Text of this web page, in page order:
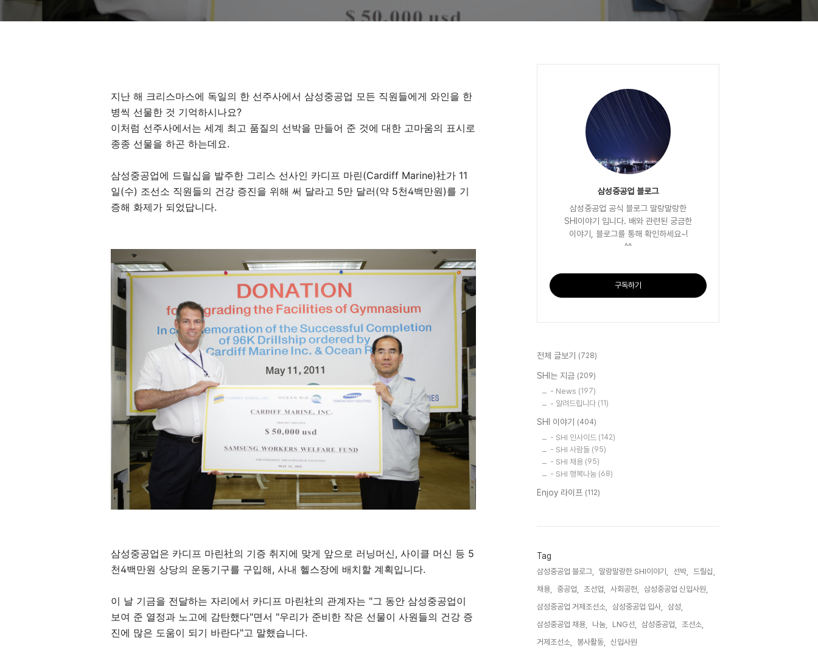
지난 해 크리스마스에 독일의 한 선주사에서 삼성중공업 모든 직원들에게 와인을 한
병씩 선물한 것 기억하시나요?
이처럼 선주사에서는 세계 최고 품질의 선박을 만들어 준 것에 대한 고마움의 표시로
종종 선물을 하곤 하는데요.
삼성중공업에 드릴십을 발주한 그리스 선사인 카디프 마린(Cardiff Marine)社가 11
일(수) 조선소 직원들의 건강 증진을 위해 써 달라고 5만 달러(약 5천4백만원)를 기
증해 화제가 되었답니다.
삼성중공업은 카디프 마린社의 기증 취지에 맞게 앞으로 러닝머신, 사이클 머신 등 5
천4백만원 상당의 운동기구를 구입해, 사내 헬스장에 배치할 계획입니다.
이 날 기금을 전달하는 자리에서 카디프 마린社의 관계자는 "그 동안 삼성중공업이
보여 준 열정과 노고에 감탄했다"면서 "우리가 준비한 작은 선물이 사원들의 건강 증
진에 많은 도움이 되기 바란다"고 말했습니다.
삼성중공업 블로그
삼성중공업 공식 블로그 말랑말랑한
SHI이야기 입니다. 배와 관련된 궁금한
이야기, 블로그를 통해 확인하세요~!
^^
구독하기
전체 글보기 (728)
SHI는 지금 (209)
- News (197)
- 알려드립니다 (11)
SHI 이야기 (404)
- SHI 인사이드 (142)
- SHI 사람들 (95)
- SHI 채용 (95)
- SHI 행복나눔 (68)
Enjoy 라이프 (112)
Tag
삼성중공업 블로그, 말랑말랑한 SHI이야기, 선박,
드릴십,
채용,
중공업, 조선업, 사회공헌,
삼성중공업 신입사원,
삼성중공업 거제조선소,
삼성중공업 입사,
삼성,
삼성중공업 채용,
나눔, LNG선, 삼성중공업,
조선소,
거제조선소,
봉사활동, 신입사원,